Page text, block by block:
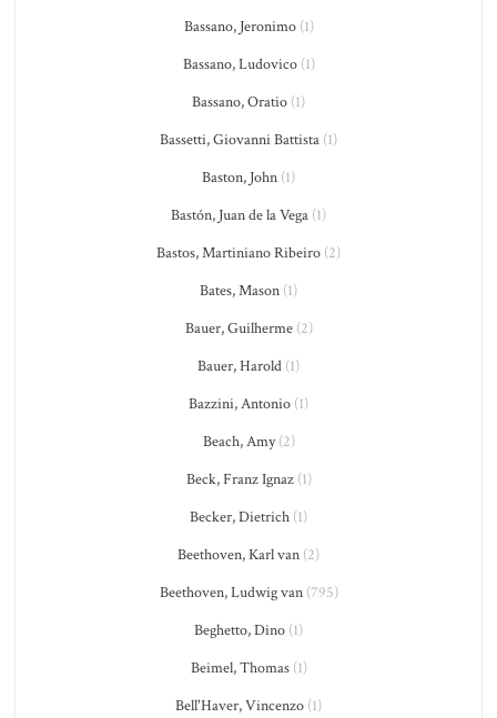
Bassano, Jeronimo(1)
Bassano, Ludovico(1)
Bassano, Oratio (1)
Bassetti, Giovanni Battista (1)
Baston, John (1)
Bastón, Juan de la Vega (1)
Bastos, Martiniano Ribeiro (2)
Bates, Mason (1)
Bauer, Guilherme(2)
Bauer, Harold (1)
Bazzini, Antonio (1)
Beach, Amy(2)
Beck, Franz Ignaz(1)
Becker, Dietrich (1)
Beethoven, Karl van (2)
Beethoven, Ludwig van(795)
Beghetto, Dino (1)
Beimel, Thomas(1)
Bell'Haver, Vincenzo (1)